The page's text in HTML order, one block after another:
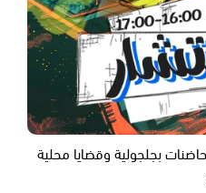
بجلجولية وقضايا محلية